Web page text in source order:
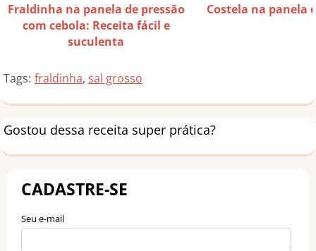
Fraldinha na panela de pressão
com cebola: Receita fácil e
suculenta
Costela na panela
Tags: fraldinha, sal grosso
Gostou dessa receita super prática?
CADASTRE-SE
Seu e-mail